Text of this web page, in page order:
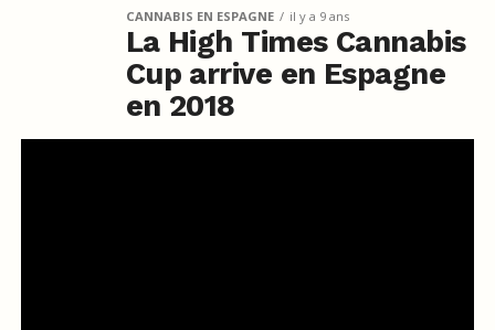
CANNABIS EN ESPAGNE il y a 9 ans
La High Times Cannabis
Cup arrive en Espagne
en 2018